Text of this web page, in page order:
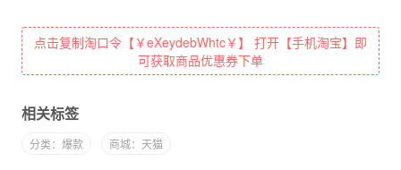
点击复制淘口令【￥eXeydebWhtc￥】 打开【手机淘宝】即
可获取商品优惠券下单
相关标签
分类：爆款 商城：天猫